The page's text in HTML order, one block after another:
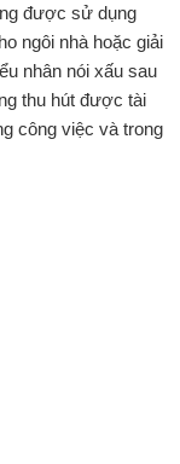
được sử dụng
ngôi nhà hoặc giải
nhân nói xấu sau
thu hút được tài
công việc và trong